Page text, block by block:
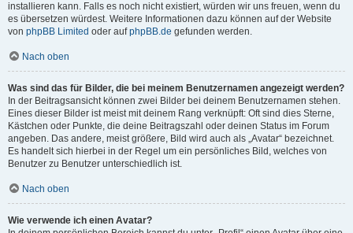
installieren kann. Falls es noch nicht existiert, würden wir uns freuen, wenn du
es übersetzen würdest. Weitere Informationen dazu können auf der Website
von phpBB Limited oder aufphpBB.de gefunden werden.
Nach oben
Was sind das für Bilder, die bei meinem Benutzernamen angezeigt werden?
In der Beitragsansicht können zwei Bilder bei deinem Benutzernamen stehen.
Eines dieser Bilder ist meist mit deinem Rang verknüpft: Oft sind dies Sterne,
Kästchen oder Punkte, die deine Beitragszahl oder deinen Status im Forum
angeben. Das andere, meist größere, Bild wird auch als „Avatar“ bezeichnet.
Es handelt sich hierbei in der Regel um ein persönliches Bild, welches von
Benutzer zu Benutzer unterschiedlich ist.
Nach oben
Wie verwende ich einen Avatar?